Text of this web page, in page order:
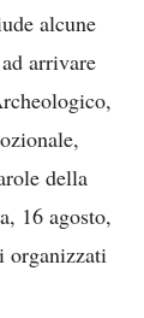
alcune
arrivare
della
16 agosto,
organizzati